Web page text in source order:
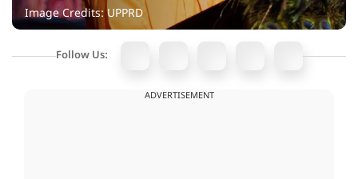
Image Credits: UPPRD
Follow Us:
ADVERTISEMENT